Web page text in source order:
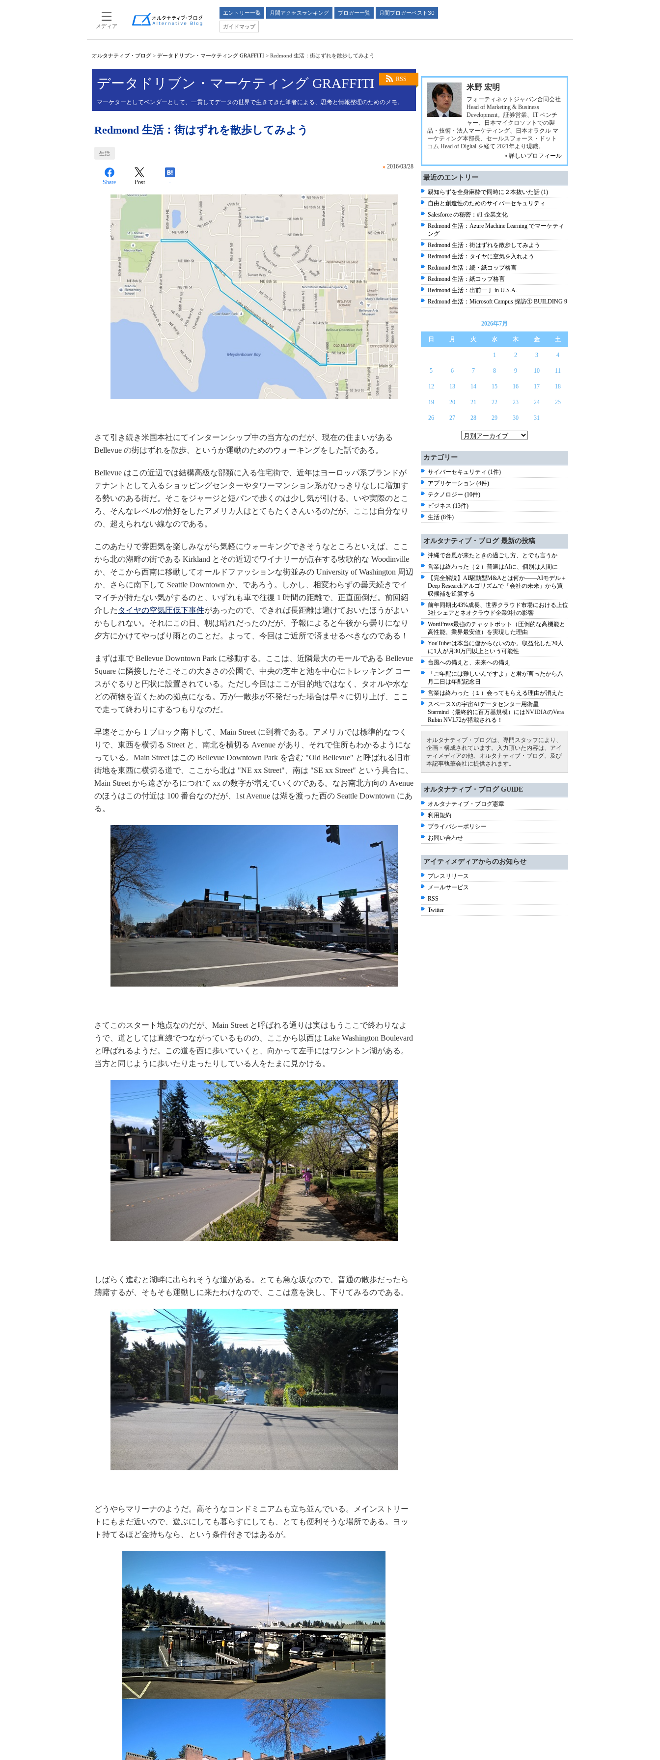
メディア
エントリー一覧 月間アクセスランキング ブロガー一覧
月間ブロガーベスト30
ガイドマップ
オルタナティブ・ブログ > データドリブン・マーケティング GRAFFITI > Redmond 生活：街はずれを散歩してみよう
RSS
データドリブン・マーケティング GRAFFITI
マーケターとしてベンダーとして、一貫してデータの世界で生きてきた筆者による、思考と情報整理のためのメモ。
Redmond 生活：街はずれを散歩してみよう
生活
» 2016/03/28
Share Post -
さて引き続き米国本社にてインターンシップ中の当方なのだが、現在の住まいがある
Bellevue の街はずれを散歩、というか運動のためのウォーキングをした話である。
Bellevue はこの近辺では結構高級な部類に入る住宅街で、近年はヨーロッパ系ブランドが
テナントとして入るショッピングセンターやタワーマンション系がひっきりなしに増加す
る勢いのある街だ。そこをジャージと短パンで歩くのは少し気が引ける。いや実際のとこ
ろ、そんなレベルの恰好をしたアメリカ人はとてもたくさんいるのだが、ここは自分なり
の、超えられない線なのである。
このあたりで雰囲気を楽しみながら気軽にウォーキングできそうなところといえば、ここ
から北の湖畔の街である Kirkland とその近辺でワイナリーが点在する牧歌的な Woodinville
か、そこから西南に移動してオールドファッションな街並みの University of Washington 周辺
か、さらに南下して Seattle Downtown か、であろう。しかし、相変わらずの曇天続きでイ
マイチが持たない気がするのと、いずれも車で往復 1 時間の距離で、正直面倒だ。前回紹
介した タイヤの空気圧低下事件があったので、できれば長距離は避けておいたほうがよい
かもしれない。それにこの日、朝は晴れだったのだが、予報によると午後から曇りになり
夕方にかけてやっぱり雨とのことだ。よって、今回はご近所で済ませるべきなのである！
まずは車で Bellevue Downtown Park に移動する。ここは、近隣最大のモールである Bellevue
Square に隣接したそこそこの大きさの公園で、中央の芝生と池を中心にトレッキング コー
スがぐるりと円状に設置されている。ただし今回はここが目的地ではなく、タオルや水な
どの荷物を置くための拠点になる。万が一散歩が不発だった場合は早々に切り上げ、ここ
で走って終わりにするつもりなのだ。
早速そこから 1 ブロック南下して、Main Street に到着である。アメリカでは標準的なつく
りで、東西を横切る Street と、南北を横切る Avenue があり、それで住所もわかるようにな
っている。Main Street はこの Bellevue Downtown Park を含む "Old Bellevue" と呼ばれる旧市
街地を東西に横切る道で、ここから北は "NE xx Street"、南は "SE xx Street" という具合に、
Main Street から遠ざかるにつれて xx の数字が増えていくのである。なお南北方向の Avenue
のほうはこの付近は 100 番台なのだが、1st Avenue は湖を渡った西の Seattle Downtown にあ
る。
さてこのスタート地点なのだが、Main Street と呼ばれる通りは実はもうここで終わりなよ
うで、道としては直線でつながっているものの、ここから以西は Lake Washington Boulevard
と呼ばれるようだ。この道を西に歩いていくと、向かって左手にはワシントン湖がある。
当方と同じように歩いたり走ったりしている人をたまに見かける。
しばらく進むと湖畔に出られそうな道がある。とても急な坂なので、普通の散歩だったら
躊躇するが、そもそも運動しに来たわけなので、ここは意を決し、下りてみるのである。
どうやらマリーナのようだ。高そうなコンドミニアムも立ち並んでいる。メインストリー
トにもまだ近いので、遊ぶにしても暮らすにしても、とても便利そうな場所である。ヨッ
ト持てるほど金持ちなら、という条件付きではあるが。
米野 宏明
フォーティネットジャパン合同会社
Head of Marketing & Business
Development。証券営業、IT ベンチ
ャー、日本マイクロソフトでの製
品・技術・法人マーケティング、日本オラクル マ
ーケティング本部長、セールスフォース・ドット
コム Head of Digital を経て 2021年より現職。
» 詳しいプロフィール
最近のエントリー
親知らずを全身麻酔で同時に２本抜いた話 (1)
自由と創造性のためのサイバーセキュリティ
Salesforce の秘密：#1 企業文化
Redmond 生活：Azure Machine Learning でマーケティ
ング
Redmond 生活：街はずれを散歩してみよう
Redmond 生活：タイヤに空気を入れよう
Redmond 生活：続・紙コップ格言
Redmond 生活：紙コップ格言
Redmond 生活：出前一丁 in U.S.A.
Redmond 生活：Microsoft Campus 探訪① BUILDING 9
2026年7月
日 月 火 水 木 金 土
1 2 3 4
5 6 7 8 9 10 11
12 13 14 15 16 17 18
19 20 21 22 23 24 25
26 27 28 29 30 31
カテゴリー
サイバーセキュリティ (1件)
アプリケーション (4件)
テクノロジー (10件)
ビジネス (13件)
生活 (8件)
オルタナティブ・ブログ 最新の投稿
沖縄で台風が来たときの過ごし方、とでも言うか
営業は終わった（２）普遍はAIに、個別は人間に
【完全解説】AI駆動型M&Aとは何か――AIモデル＋
Deep Researchアルゴリズムで「会社の未来」から買
収候補を逆算する
前年同期比43%成長、世界クラウド市場における上位
3社シェアとネオクラウド企業9社の影響
WordPress最強のチャットボット（圧倒的な高機能と
高性能、業界最安値）を実現した理由
YouTuberは本当に儲からないのか。収益化した20人
に1人が月30万円以上という可能性
台風への備えと、未来への備え
「ご年配には難しいんですよ」と君が言ったから八
月二日は年配記念日
営業は終わった（１）会ってもらえる理由が消えた
スペースXの宇宙AIデータセンター用衛星
Starmind（最終的に百万基規模）にはNVIDIAのVera
Rubin NVL72が搭載される！
オルタナティブ・ブログは、専門スタッフにより、
企画・構成されています。入力頂いた内容は、アイ
ティメディアの他、オルタナティブ・ブログ、及び
本記事執筆会社に提供されます。
オルタナティブ・ブログ GUIDE
オルタナティブ・ブログ憲章
利用規約
プライバシーポリシー
お問い合わせ
アイティメディアからのお知らせ
プレスリリース
メールサービス
RSS
Twitter